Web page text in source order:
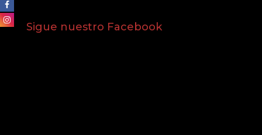
Sigue nuestro Facebook